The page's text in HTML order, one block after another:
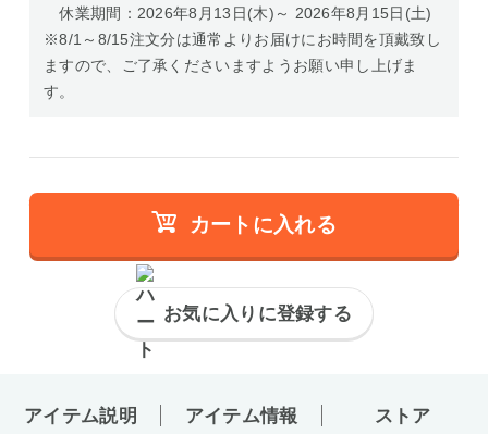
休業期間：2026年8月13日(木)～ 2026年8月15日(土)
※8/1～8/15注文分は通常よりお届けにお時間を頂戴致し
ますので、ご了承くださいますようお願い申し上げま
す。
カートに入れる
お気に入りに登録する
アイテム説明 アイテム情報 ストア